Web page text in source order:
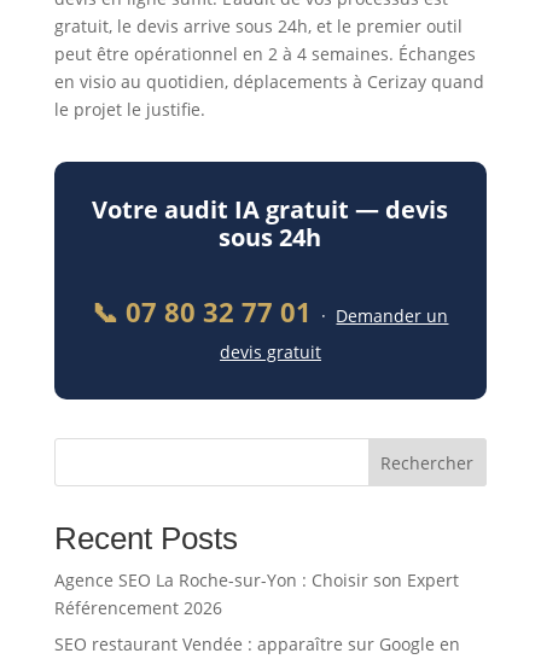
gratuit, le devis arrive sous 24h, et le premier outil
peut être opérationnel en 2 à 4 semaines. Échanges
en visio au quotidien, déplacements à Cerizay quand
le projet le justifie.
Votre audit IA gratuit — devis
sous 24h
📞 07 80 32 77 01 · Demander un
devis gratuit
Rechercher
Recent Posts
Agence SEO La Roche-sur-Yon : Choisir son Expert
Référencement 2026
SEO restaurant Vendée : apparaître sur Google en